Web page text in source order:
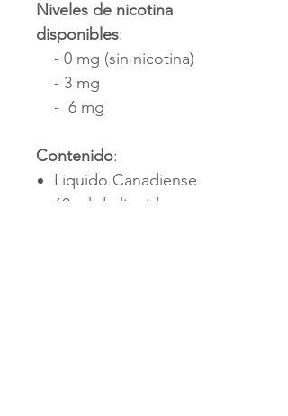
Niveles de nicotina
disponibles:
- 0 mg (sin nicotina)
- 3 mg
- 6 mg
Contenido:
Liquido Canadiense
60 ml de liquido